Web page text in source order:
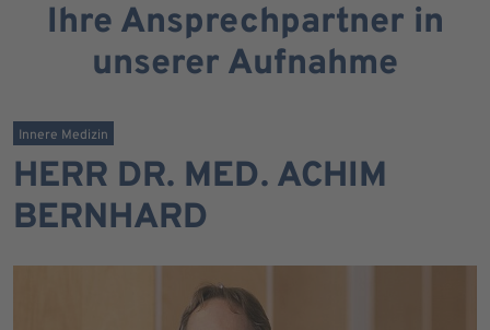
Ihre Ansprechpartner in
unserer Aufnahme
Innere Medizin
HERR DR. MED. ACHIM
BERNHARD